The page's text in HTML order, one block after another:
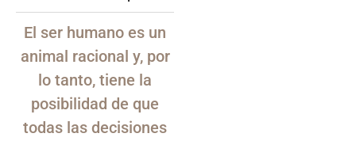
El ser humano es un
animal racional y, por
lo tanto, tiene la
posibilidad de que
todas las decisiones